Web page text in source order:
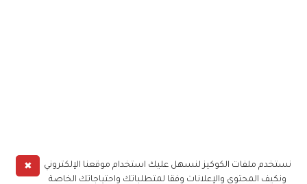
✖
نستخدم ملفات الكوكيز لنسهل عليك استخدام موقعنا الإلكتروني
ونكيف المحتوى والإعلانات وفقا لمتطلباتك واحتياجاتك الخاصة